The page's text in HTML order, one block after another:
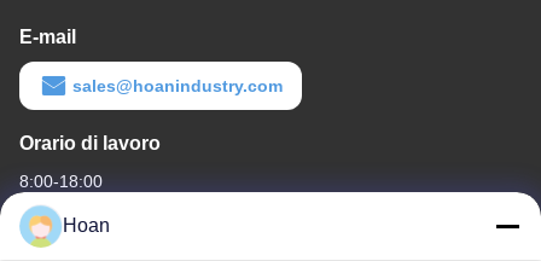
E-mail
sales@hoanindustry.com
Orario di lavoro
8:00-18:00
Il nostro indirizzo
Hoan